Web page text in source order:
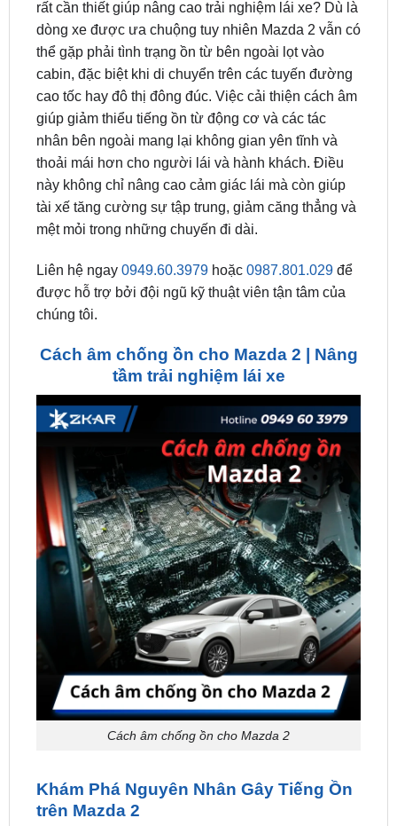
thể gặp phải tình trạng ồn từ bên ngoài lọt vào
cabin, đặc biệt khi di chuyển trên các tuyến đường
cao tốc hay đô thị đông đúc. Việc cải thiện cách âm
giúp giảm thiểu tiếng ồn từ động cơ và các tác
nhân bên ngoài mang lại không gian yên tĩnh và
thoải mái hơn cho người lái và hành khách. Điều
này không chỉ nâng cao cảm giác lái mà còn giúp
tài xế tăng cường sự tập trung, giảm căng thẳng và
mệt mỏi trong những chuyến đi dài.
Liên hệ ngay 0949.60.3979hoặc0987.801.029
chúng tôi.
Cách âm chống ồn cho Mazda 2 | Nâng
Cách âm chống ồn cho Mazda 2
Khám Phá Nguyên Nhân Gây Tiếng Ồn
Mazda 2 là dòng xe được yêu thích tại Việt Nam
với thiết kế mạnh mẽ, nội thất rộng rãi và khả năng